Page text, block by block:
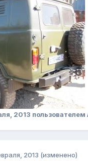
2013
2013 (изменено)